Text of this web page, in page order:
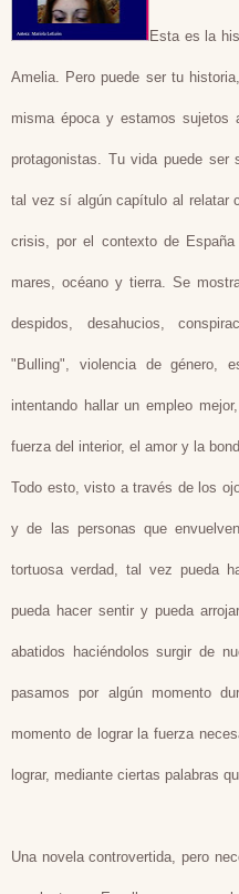
Esta es la
Amelia. Pero puede ser tu
misma época y estamos sujetos
protagonistas. Tu vida puede ser
tal vez sí algún capítulo al relatar
crisis, por el contexto de
mares, océano y tierra. Se
despidos, desahucios,
"Bulling", violencia de género,
intentando hallar un empleo
fuerza del interior, el amor y la
Todo esto, visto a través de los
y de las personas que
tortuosa verdad, tal vez pueda
pueda hacer sentir y pueda
abatidos haciéndolos surgir de
pasamos por algún momento
momento de lograr la fuerza
lograr, mediante ciertas palabras
Una novela controvertida, pero